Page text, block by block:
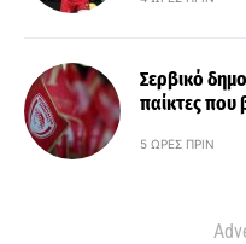
Σερβικό
παίκτες που
5 ΏΡΕΣ ΠΡΙΝ